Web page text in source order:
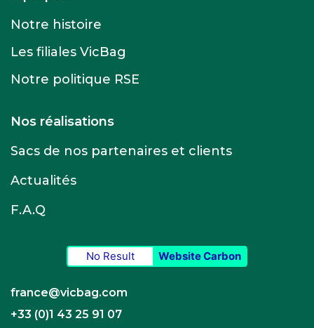
Notre histoire
Les filiales VicBag
Notre politique RSE
Nos réalisations
Sacs de nos partenaires et clients
Actualités
F.A.Q
No Result Website Carbon
france@vicbag.com
+33 (0)1 43 25 91 07